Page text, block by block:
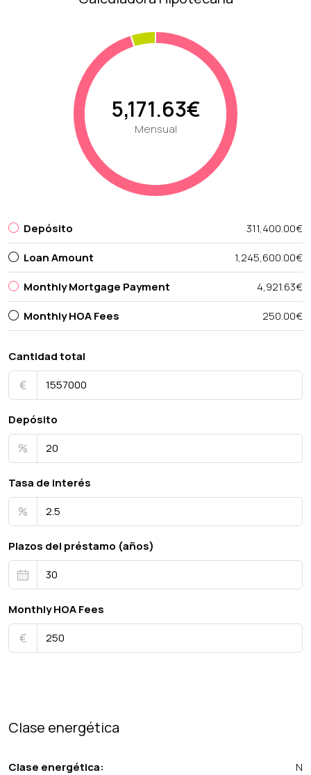
5,171.63€
Mensual
Depósito
311,400.00€
Loan Amount
1,245,600.00€
Monthly Mortgage Payment
4,921.63€
Monthly HOA Fees
250.00€
Cantidad total
€
Depósito
%
Tasa de interés
%
Plazos del préstamo (años)
Monthly HOA Fees
€
Clase energética
Clase energética:
N